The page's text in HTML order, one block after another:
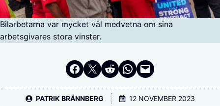
Bilarbetarna var mycket väl medvetna om sina
arbetsgivares stora vinster.
Dela på Facebook
Dela på Twitter
Dela på RedditDela i WhatsApp
Maila en länk
PATRIK BRÄNNBERG 12 NOVEMBER 2023